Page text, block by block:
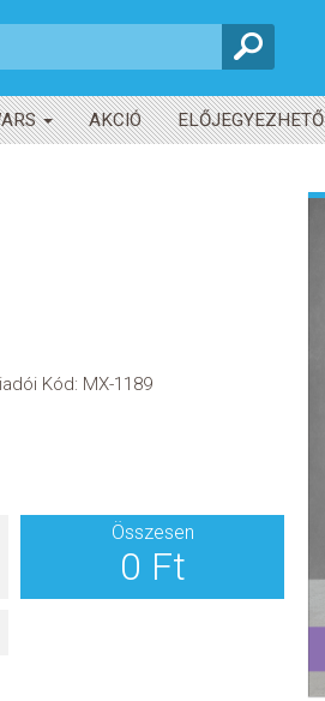
AKCIÓ ELŐJEGYEZHETŐ
Kód: MX-1189
Összesen
0 Ft